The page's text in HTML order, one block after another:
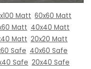
Matt 60x60 Matt
Matt 40x40 Matt
Matt 20x20 Matt
Safe 40x60 Safe
Safe 20x40 Safe